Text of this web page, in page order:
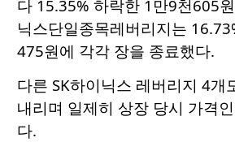
다 15.35% 하락한 1만9천605원
닉스단일종목레버리지는
475원에 각각 장을 종료했다.
다른 SK하이닉스 레버리지 4
내리며 일제히 상장 당시 가격
다.